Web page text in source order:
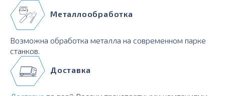
Металлообработка
Возможна обработка металла на современном парке
станков.
Доставка